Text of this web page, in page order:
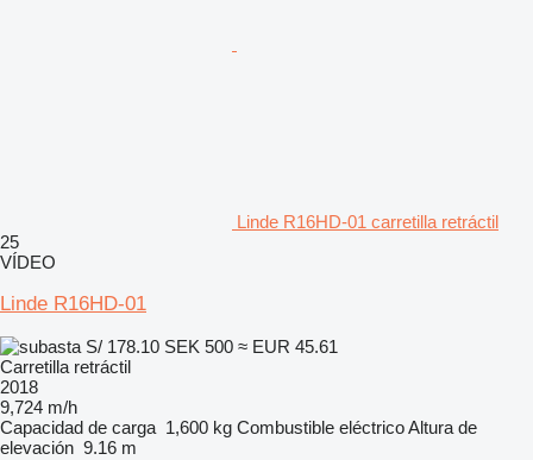
Linde R16HD-01 carretilla retráctil
25
VÍDEO
Linde R16HD-01
S/ 178.10 SEK 500 ≈ EUR 45.61
Carretilla retráctil
2018
9,724 m/h
Capacidad de carga 1,600 kg Combustible eléctricoAltura de
elevación 9.16 m